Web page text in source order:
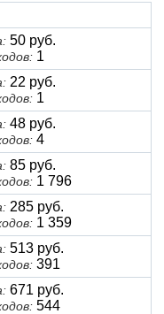
50 руб.
1
22 руб.
1
48 руб.
4
85 руб.
1 796
285 руб.
1 359
513 руб.
391
671 руб.
544